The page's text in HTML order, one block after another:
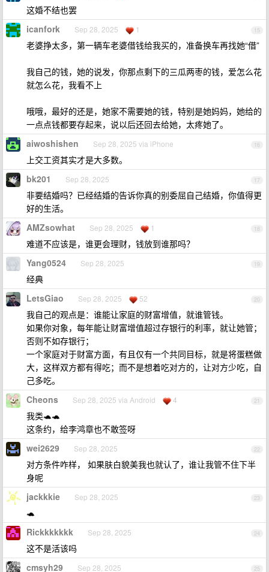
这婚不结也罢
15
icanfork Sep 28, 2025 1
老婆挣太多，第一辆车老婆借钱给我买的，准备换车再找她“借”
我自己的钱，她的说发，你那点剩下的三瓜两枣的钱，爱怎么花
就怎么花，我看不上
哦哦，最好的还是，她家不需要她的钱，特别是她妈妈，她给的
一点点钱都要存起来，说以后还回去给她，太疼她了。
16
aiwoshishen Sep 28, 2025 via iPhone
上交工资其实才是大多数。
17
bk201 Sep 28, 2025
非要结婚吗？已经结婚的告诉你真的别委屈自己结婚，你值得更
好的生活。
18
AMZsowhat Sep 28, 2025 1
难道不应该是，谁更会理财，钱放到谁那吗？
19
Yang0524 Sep 28, 2025
经典
20
LetsGiao Sep 28, 2025 52
我自己的观点是：谁能让家庭的财富增值，就谁管钱。
如果你对象，每年能让财富增值超过存银行的利率，就让她管；
否则不如存银行；
一个家庭对于财富方面，有且仅有一个共同目标，就是将蛋糕做
大，这样双方都有得吃；而不是想着吃对方的，让对方少吃，自
己多吃。
21
Cheons Sep 28, 2025 via Android 4
我类🐢🐢
这条约，给李鸿章也不敢签呀
22
wei2629 Sep 28, 2025
对方条件咋样， 如果肤白貌美我也就认了，谁让我管不住下半
身呢
23
jackkkie Sep 28, 2025
🐢
24
Rickkkkkkk Sep 28, 2025
这不是活该吗
25
cmsyh29 Sep 28, 2025